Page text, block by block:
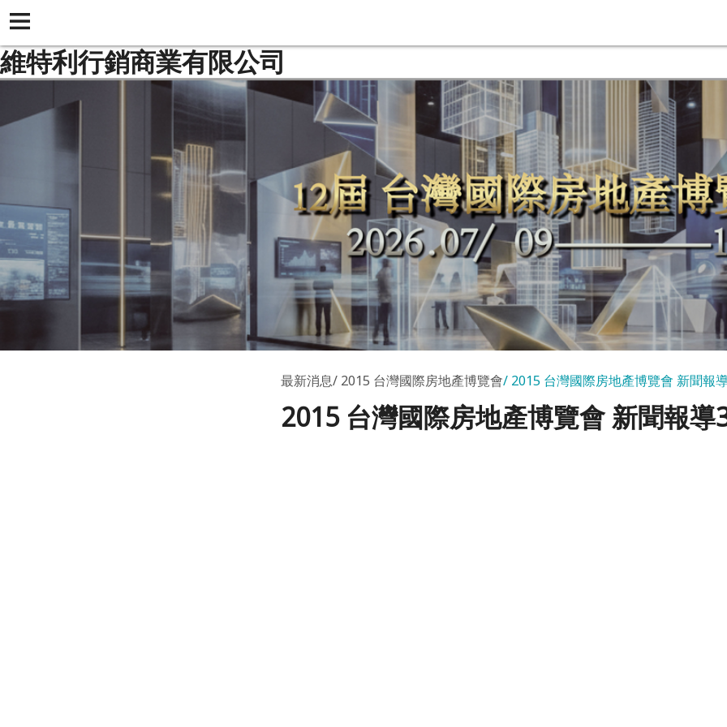
維特利行銷商業有限公司
最新消息 2015 台灣國際房地產博覽會 2015 台灣國際房地產博覽會 新聞報
2015 台灣國際房地產博覽會 新聞報導